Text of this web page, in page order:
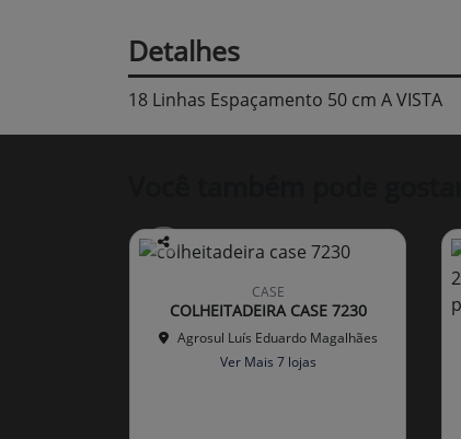
Detalhes
18 Linhas Espaçamento 50 cm A VISTA
Co
lhe
CASE
COLHEITADEIRA CASE 7230
Agrosul Luís Eduardo Magalhães
Ver Mais 7 lojas